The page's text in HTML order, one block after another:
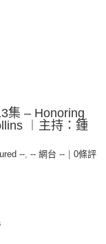
集 – Honoring
︱主持：鍾
--, -- 網台 --
0條評